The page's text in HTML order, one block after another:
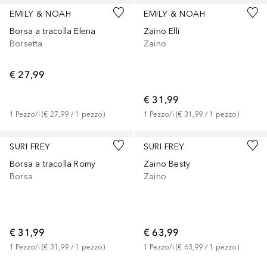
EMILY & NOAH
Borsa a tracolla Elena
Borsetta
€ 27,99
1 Pezzo/i (€ 27,99 / 1 pezzo)
EMILY & NOAH
Zaino Elli
Zaino
€ 31,99
1 Pezzo/i (€ 31,99 / 1 pezzo)
SURI FREY
Borsa a tracolla Romy
Borsa
€ 31,99
1 Pezzo/i (€ 31,99 / 1 pezzo)
+1
SURI FREY
Zaino Besty
Zaino
€ 63,99
1 Pezzo/i (€ 63,99 / 1 pezzo)
+2